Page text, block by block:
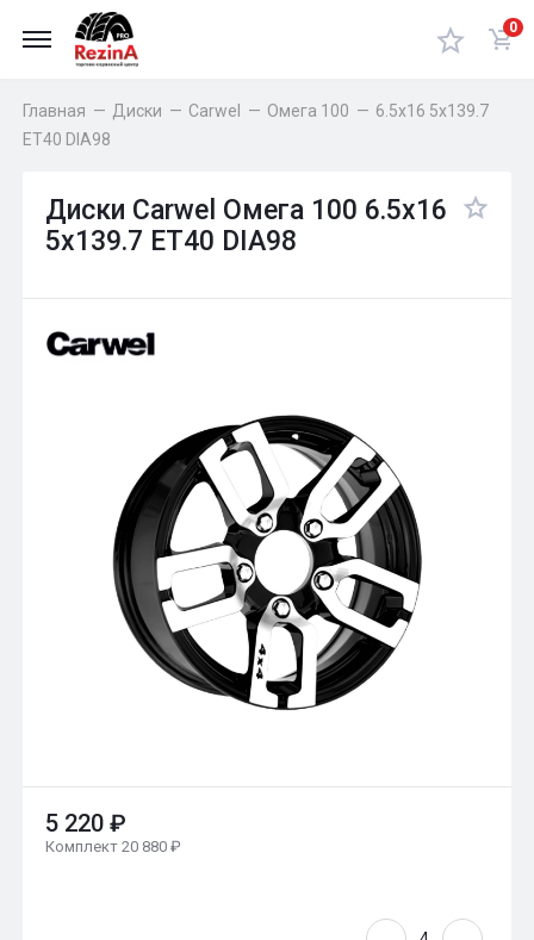
0
Главная — Диски — Carwel — Омега 100 — 6.5x16 5x139.7
ET40 DIA98
Диски Carwel Омега 100 6.5x16
5x139.7 ET40 DIA98
5 220 ₽
Комплект 20 880 ₽